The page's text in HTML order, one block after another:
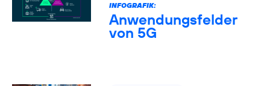
INFOGRAFIK:
Anwendungsfelder
von 5G